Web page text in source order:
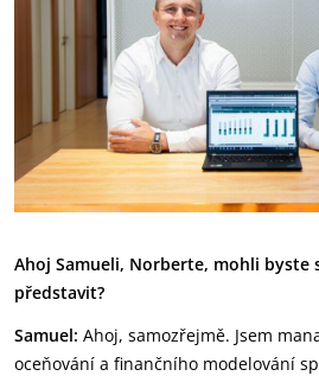
Ahoj Samueli, Norberte, mohli byste
představit?
Samuel: Ahoj, samozřejmě. Jsem
oceňování a finančního modelování